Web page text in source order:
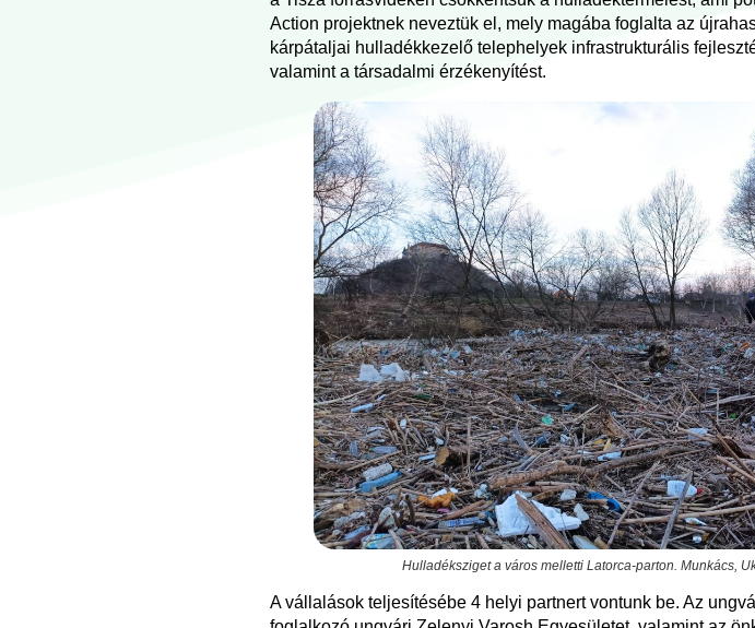
Action projektnek neveztük el, mely magába foglalta az
kárpátaljai hulladékkezelő telephelyek infrastrukturális
valamint a társadalmi érzékenyítést.
Hulladéksziget a város melletti Latorca-parton. Munkács,
A vállalások teljesítésébe 4 helyi partnert vontunk be. Az